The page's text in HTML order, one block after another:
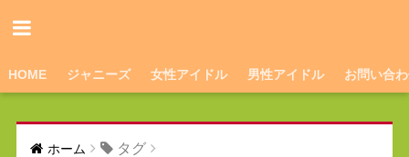
HOME ジャニーズ 女性アイドル 男性アイドル お問い合
ホーム タグ